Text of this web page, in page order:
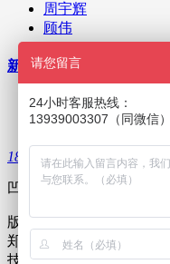
周宇辉
顾伟
新闻资讯
公司新闻
业内资讯
18538061999
凹凸设计专注民宿、酒
版权所有©凹凸环境艺术
郑州地址：惠济区迎宾
技术支持：米拓建站7.2.0
请您留言
24小时客服热线：
13939003307（同微信）